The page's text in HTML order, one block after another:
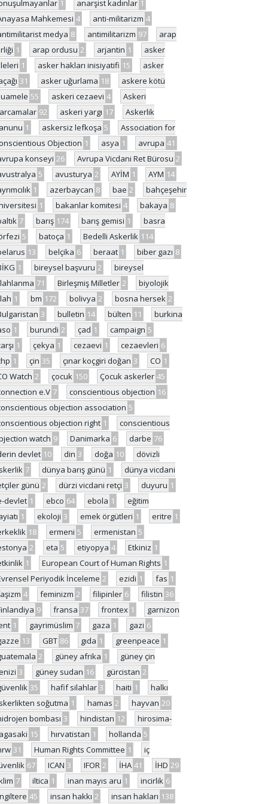
1 anarşist kadınlar 1
Mahkemesi 4 anti-militarizm 4
medya 8 antimilitarizm 97
arap
1 arap ordusu 2 arjantin 1
asker
1 asker hakları inisiyatifi 15
asker
31 asker uğurlama 18
askere kötü
55 askeri cezaevi 4
Askeri
92 askeri yargı 17
Askerlik
1 askersiz lefkoşa 5
Association for
Objection 1 asya 1 avrupa 41
konseyi 26 Avrupa Vicdani Ret Bürosu 2
5 avusturya 2 AYİM 1 AYM 14
1 azerbaycan 8 bae 2
bahçeşehir
1 bakanlar komitesi 4 bakaya 8
7 barış 174 barış gemisi 1
basra
5 batoça 1 Bedelli Askerlik 114
13 belçika 6 beraat 1 biber gazı 8
1 bireysel başvuru 2
bireysel
71 Birleşmiş Milletler 2
biyolojik
1 bm 172 bolivya 2 bosna hersek 2
3 bulletin 14 bülten 11
burkina
1 burundi 2 çad 1 campaign 5
1 çekya 1 cezaevi 1 cezaevleri 6
1 çin 35 çınar koçgiri doğan 3 CO 1
Watch 2 çocuk 150 Çocuk askerler 45
e.V 7 conscientious objection 16
objection association 5
objection right 1
conscientious
watch 9 Danimarka 6 darbe 76
devlet 10 din 3 doğa 10
dövizli
7 dünya barış günü 1
dünya vicdani
günü 2 dürzi vicdani retçi 3 duyuru 1
devlet 1 ebco 64 ebola 1
eğitim
1 ekoloji 3 emek örgütleri 1 eritre 1
18 ermeni 5 ermenistan 5
2 eta 5 etiyopya 4 Etkiniz 1
1 European Court of Human Rights 1
Periyodik İnceleme 2 ezidi 1 fas 1
4 feminizm 2 filipinler 6 filistin 36
9 fransa 37 frontex 1
garnizon
1 gayrimüslim 7 gaza 1 gazi 6
13 GBT 86 gıda 1 greenpeace 1
2 güney afrika 1
güney çin
3 güney sudan 16 gürcistan 2
35 hafif silahlar 3 haiti 1
halkı
soğutma 1 hamas 2 hayvan 20
bombası 3 hindistan 12
hirosima-
15 hırvatistan 1 hollanda 5
31 Human Rights Committee 1
iç
67 ICAN 3 IFOR 2 İHA 41 İHD 29
7 iltica 1 inan mayıs aru 1 incirlik 6
45 insan hakkı 2 insan hakları 138